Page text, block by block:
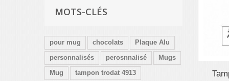
MOTS-CLÉS
pour mug chocolats
Plaque Alu
personnalisés
perosnnalisé
Mugs
Mug
tampon trodat 4913